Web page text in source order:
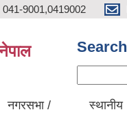
041-9001,0419002
Search
नगरसभा / स्थानीय